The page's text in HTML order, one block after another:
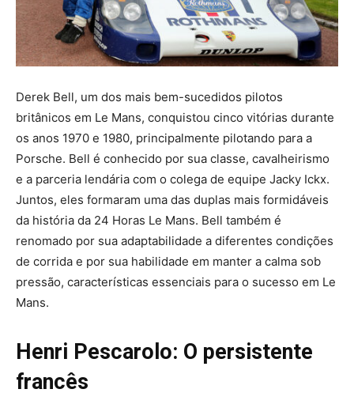
Derek Bell, um dos mais bem-sucedidos pilotos
britânicos em Le Mans, conquistou cinco vitórias durante
os anos 1970 e 1980, principalmente pilotando para a
Porsche. Bell é conhecido por sua classe, cavalheirismo
e a parceria lendária com o colega de equipe Jacky Ickx.
Juntos, eles formaram uma das duplas mais formidáveis
da história da 24 Horas Le Mans. Bell também é
renomado por sua adaptabilidade a diferentes condições
de corrida e por sua habilidade em manter a calma sob
pressão, características essenciais para o sucesso em Le
Mans.
Henri Pescarolo: O persistente
francês